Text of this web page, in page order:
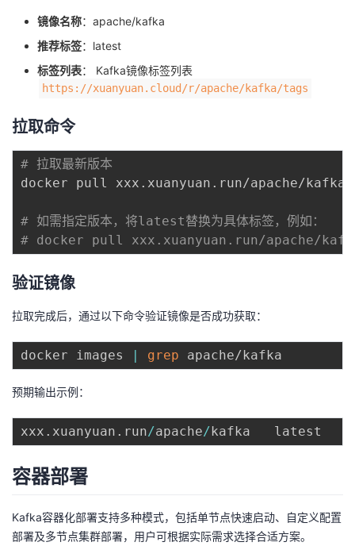
者
学
的
课
程
我
的
认
我
的
我
藏
支
持
技
术
支
的
云
声
镜像名称：apache/kafka
推荐标签：latest
标签列表： Kafka镜像标签列表
https://xuanyuan.cloud/r/apache/kafka/tags
拉取命令
# 拉取最新版本
docker pull xxx.xuanyuan.run/apache/
# 如需指定版本，将latest替换为具体标签，例如：
# docker pull xxx.xuanyuan.run/apache/
验证镜像
拉取完成后，通过以下命令验证镜像是否成功获取：
docker images | grep
预期输出示例：
xxx . xuanyuan . run/apache/kafka   latest
容器部署
Kafka容器化部署支持多种模式，包括单节点快速启动、自定义配置
部署及多节点集群部署，用户可根据实际需求选择合适方案。